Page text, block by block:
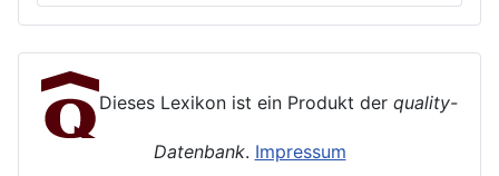
Dieses Lexikon ist ein Produkt der quality-
Datenbank. Impressum